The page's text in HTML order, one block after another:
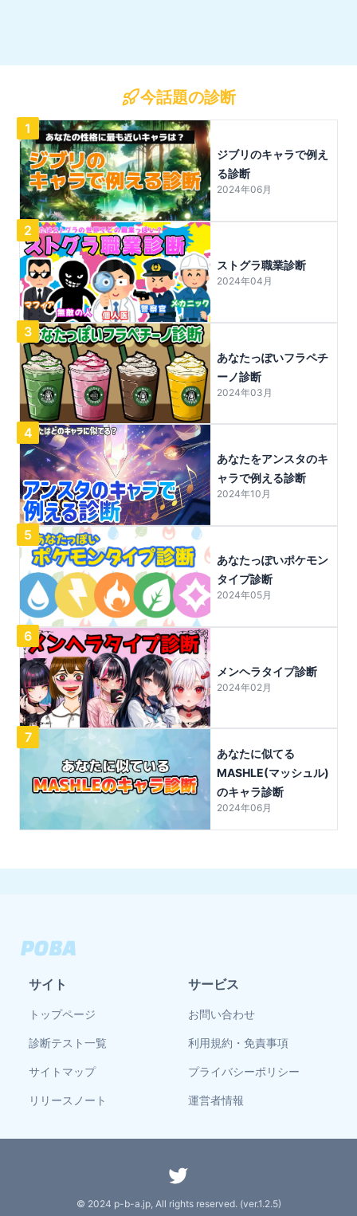
今話題の診断
1
ジブリのキャラで例え
る診断
2024年06月
2
ストグラ職業診断
2024年04月
3
あなたっぽいフラペチ
ーノ診断
2024年03月
4
あなたをアンスタのキ
ャラで例える診断
2024年10月
5
あなたっぽいポケモン
タイプ診断
2024年05月
6
メンヘラタイプ診断
2024年02月
7
あなたに似てる
MASHLE(マッシュル)
のキャラ診断
2024年06月
サイト
トップページ
診断テスト一覧
サイトマップ
リリースノート
サービス
お問い合わせ
利用規約・免責事項
プライバシーポリシー
運営者情報
© 2024 p-b-a.jp, All rights reserved. (ver.1.2.5)